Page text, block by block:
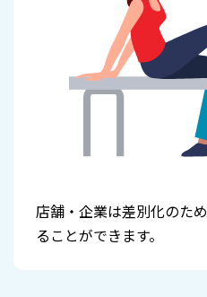
店舗・企業は差別化のた
ることができます。